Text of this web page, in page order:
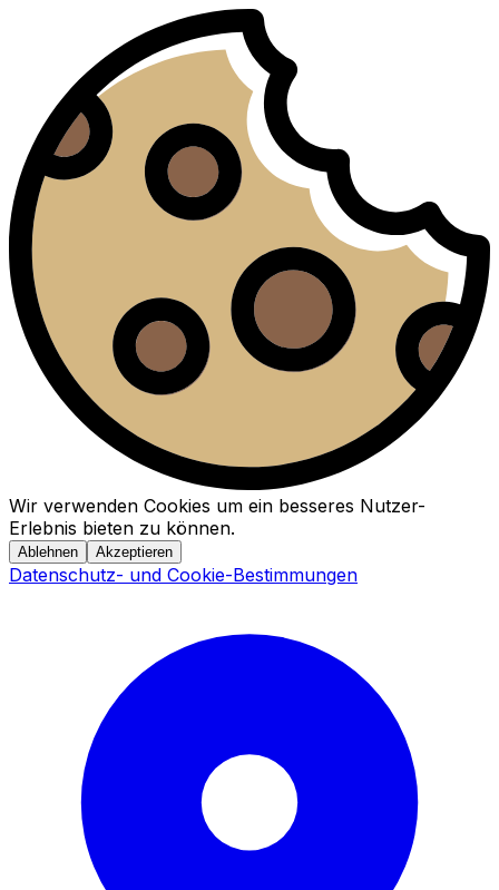
Wir verwenden Cookies um ein besseres Nutzer-
Erlebnis bieten zu können.
Ablehnen Akzeptieren
Datenschutz- und Cookie-Bestimmungen